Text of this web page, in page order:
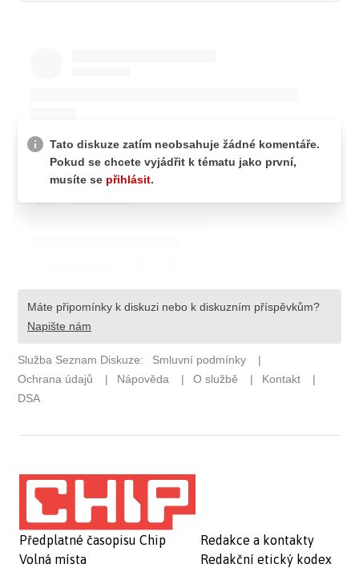
Předplatné časopisu Chip
Volná místa
Redakce a kontakty
Redakční etický kodex